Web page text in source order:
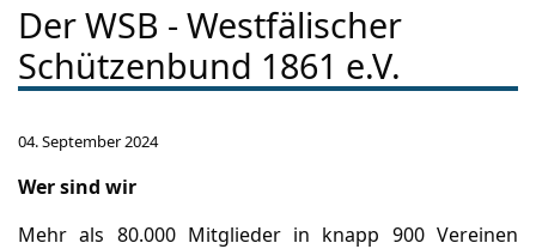
Der WSB - Westfälischer
Schützenbund 1861 e.V.
04. September 2024
Wer sind wir
Mehr als 80.000 Mitglieder in knapp 900 Vereinen